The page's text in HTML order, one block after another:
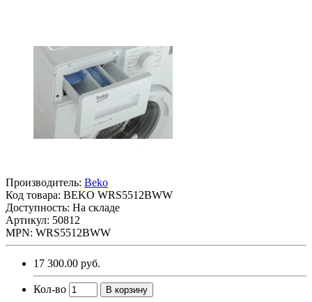
Производитель: Beko
Код товара: BEKO WRS5512BWW
Доступность: На складе
Артикул: 50812
MPN: WRS5512BWW
17 300.00 руб.
Кол-во В корзину